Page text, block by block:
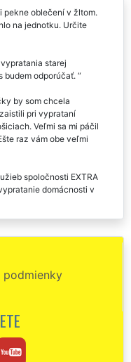
oblečení v žltom.
na jednotku. Určite
starej
budem odporúčať.
by som chcela
pri vyprataní
Veľmi sa mi páčil
raz vám obe veľmi
spoločnosti EXTRA
domácnosti v
S cenou som bol taktiež
zabezpečiť vypratanie
si zvolili spoločnosť
Jednoznačne
poskytuje skutočne
podmienky